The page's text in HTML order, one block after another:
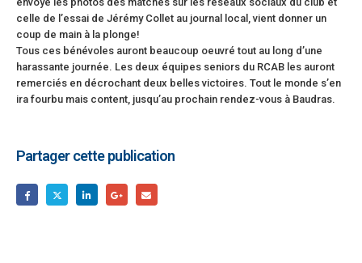
celle de l’essai de Jérémy Collet au journal local, vient donner un
coup de main à la plonge!
Tous ces bénévoles auront beaucoup oeuvré tout au long d’une
harassante journée. Les deux équipes seniors du RCAB les auront
remerciés en décrochant deux belles victoires. Tout le monde s’en
ira fourbu mais content, jusqu’au prochain rendez-vous à Baudras.
Partager cette publication